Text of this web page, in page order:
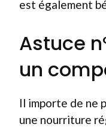
est également
Astuce
un
Il importe de ne
une nourriture